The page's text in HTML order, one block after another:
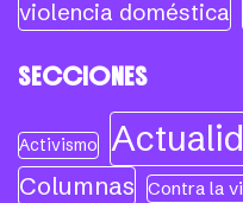
violencia doméstica
SECCIONES
Activismo
Columnas Contra la